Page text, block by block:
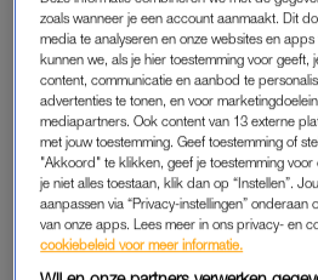
vertrouwen in dat ze daar klaar voor
serieuze gesprekken plaats met het
zwangerschap werd voorgelegd
komen in augustus, binnen vier
Dan zou ik per 1 januari kunnen
functie.”
“Ik voelde me gevleid en heel erg
papier laten vastleggen. Het feit dat
gaf mij genoeg vertrouwen dat het
zoals wanneer je een account aanmaakt. Dit
media te analyseren en onze websites en
kunnen we, als je hier toestemming voor geeft,
content, communicatie en aanbod te
advertenties te tonen, en voor
mediapartners. Ook content van 13 externe
met jouw toestemming. Geef toestemming of
"Akkoord" te klikken, geef je toestemming
je niet alles toestaan, klik dan op “Instellen”.
aanpassen via “Privacy-instellingen” onderaan
van onze apps. Lees meer in ons privacy- en
cookiebeleid voor meer informatie.